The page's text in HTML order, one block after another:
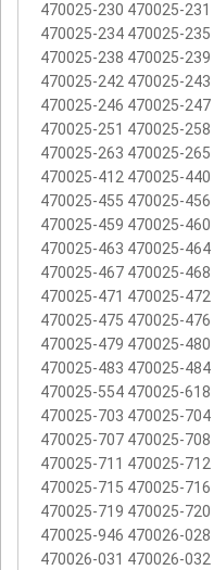
470025-230 470025-
470025-234 470025-
470025-238 470025-
470025-242 470025-
470025-246 470025-
470025-251 470025-
470025-263 470025-
470025-412 470025-
470025-455 470025-
470025-459 470025-
470025-463 470025-
470025-467 470025-
470025-471 470025-
470025-475 470025-
470025-479 470025-
470025-483 470025-
470025-554 470025-
470025-703 470025-
470025-707 470025-
470025-711 470025-
470025-715 470025-
470025-719 470025-
470025-946 470026-
470026-031 470026-